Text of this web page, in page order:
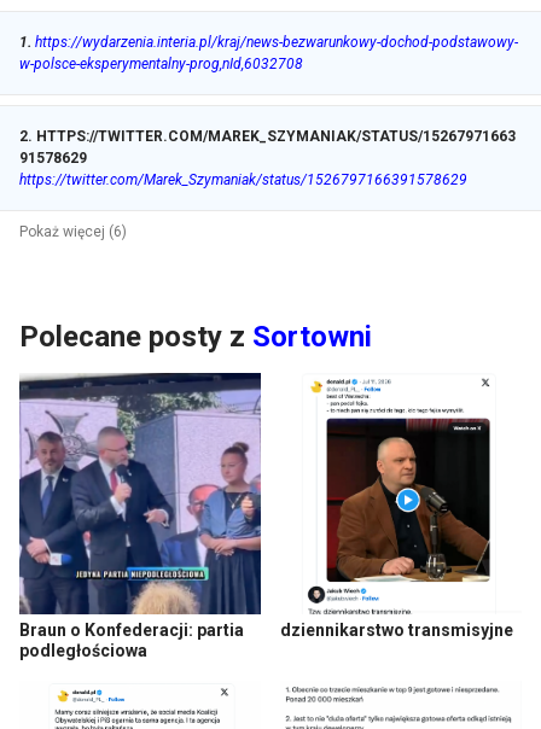
1. https://wydarzenia.interia.pl/kraj/news-bezwarunkowy-dochod-podstawowy-
w-polsce-eksperymentalny-prog,nId,6032708
2. HTTPS://TWITTER.COM/MAREK_SZYMANIAK/STATUS/15267971663
91578629
https://twitter.com/Marek_Szymaniak/status/1526797166391578629
Pokaż więcej (6)
Polecane posty z Sortowni
Braun o Konfederacji: partia
podległościowa
dziennikarstwo transmisyjne